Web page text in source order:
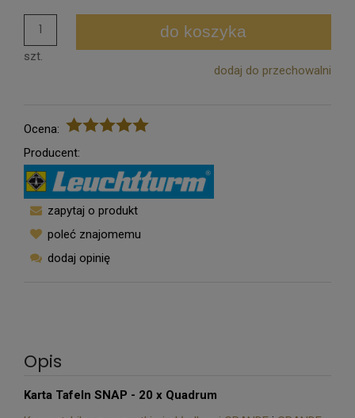
szt.
do koszyka
dodaj do przechowalni
Ocena:
Producent:
zapytaj o produkt
poleć znajomemu
dodaj opinię
Opis
Karta Tafeln SNAP - 20 x Quadrum